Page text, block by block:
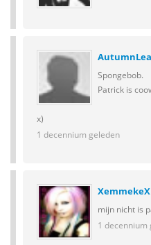
Spongebob.
Patrick is
x)
1 decennium geleden
XemmekeX
mijn nicht is
1 decennium